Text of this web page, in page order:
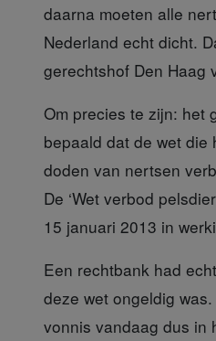
daarna moeten alle
Nederland echt dicht.
gerechtshof Den Haag
Om precies te zijn: het
bepaald dat de wet die
doden van nertsen
De ‘Wet verbod
15 januari 2013 in
Een rechtbank had
deze wet ongeldig
vonnis vandaag dus in